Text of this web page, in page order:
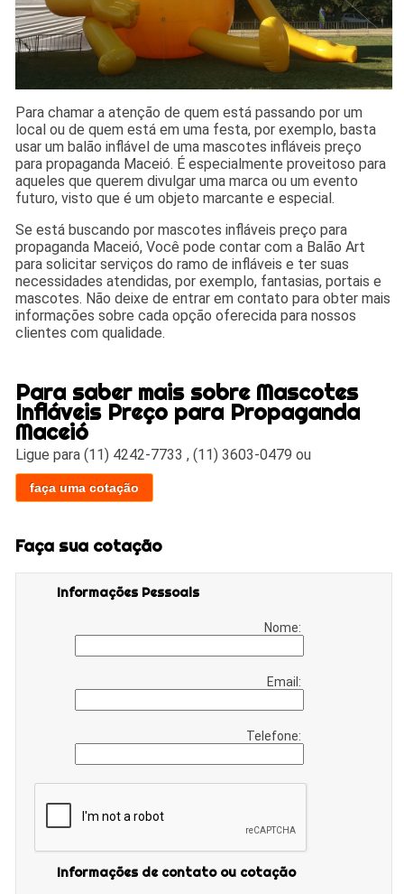
Para chamar a atenção de quem está passando por um
local ou de quem está em uma festa, por exemplo, basta
usar um balão inflável de uma mascotes infláveis preço
para propaganda Maceió. É especialmente proveitoso para
aqueles que querem divulgar uma marca ou um evento
futuro, visto que é um objeto marcante e especial.
Se está buscando por mascotes infláveis preço para
propaganda Maceió, Você pode contar com a Balão Art
para solicitar serviços do ramo de infláveis e ter suas
necessidades atendidas, por exemplo, fantasias, portais e
mascotes. Não deixe de entrar em contato para obter mais
informações sobre cada opção oferecida para nossos
clientes com qualidade.
Para saber mais sobre Mascotes
Infláveis Preço para Propaganda
Maceió
Ligue para(11) 4242-7733 ,(11) 3603-0479 ou
faça uma cotação
Faça sua cotação
Informações Pessoais
Nome:
Email:
Telefone:
Informações de contato ou cotação